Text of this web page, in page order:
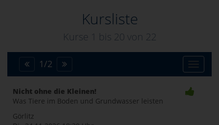
Kursliste
Kurse 1 bis 20 von 22
Toggle
1/2
Nicht ohne die Kleinen!
Was Tiere im Boden und Grundwasser leisten
Görlitz